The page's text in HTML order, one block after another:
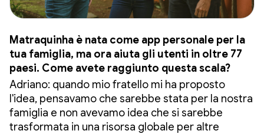
Matraquinha è nata come app personale per la
tua famiglia, ma ora aiuta gli utenti in oltre 77
paesi. Come avete raggiunto questa scala?
Adriano: quando mio fratello mi ha proposto
l'idea, pensavamo che sarebbe stata per la nostra
famiglia e non avevamo idea che si sarebbe
trasformata in una risorsa globale per altre